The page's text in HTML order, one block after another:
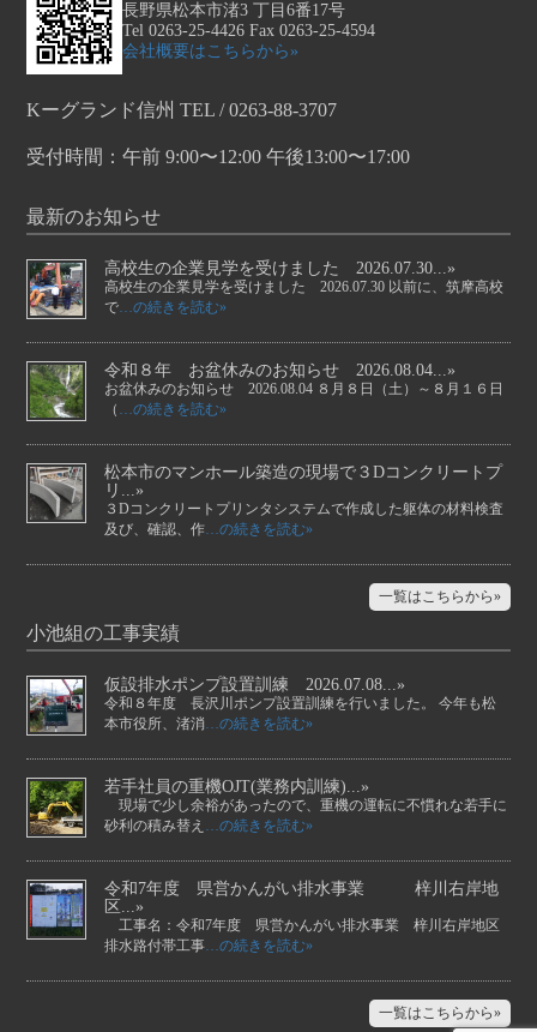
長野県松本市渚3 丁目6番17号
Tel 0263-25-4426 Fax 0263-25-4594
会社概要はこちらから»
Kーグランド信州 TEL / 0263-88-3707
受付時間：午前 9:00〜12:00 午後13:00〜17:00
最新のお知らせ
高校生の企業見学を受けました 2026.07.30...»
高校生の企業見学を受けました 2026.07.30 以前に、筑摩高校
で…の続きを読む»
令和８年 お盆休みのお知らせ 2026.08.04...»
お盆休みのお知らせ 2026.08.04 ８月８日（土）～８月１６日
（ …の続きを読む»
松本市のマンホール築造の現場で３Dコンクリートプ
リ...»
３Dコンクリートプリンタシステムで作成した躯体の材料検査
及び、確認、作…の続きを読む»
一覧はこちらから»
小池組の工事実績
仮設排水ポンプ設置訓練 2026.07.08...»
令和８年度 長沢川ポンプ設置訓練を行いました。 今年も松
本市役所、渚消…の続きを読む»
若手社員の重機OJT(業務内訓練)...»
現場で少し余裕があったので、重機の運転に不慣れな若手に
砂利の積み替え …の続きを読む»
令和7年度 県営かんがい排水事業 梓川右岸地
区...»
工事名：令和7年度 県営かんがい排水事業 梓川右岸地区
排水路付帯工事…の続きを読む»
一覧はこちらから»